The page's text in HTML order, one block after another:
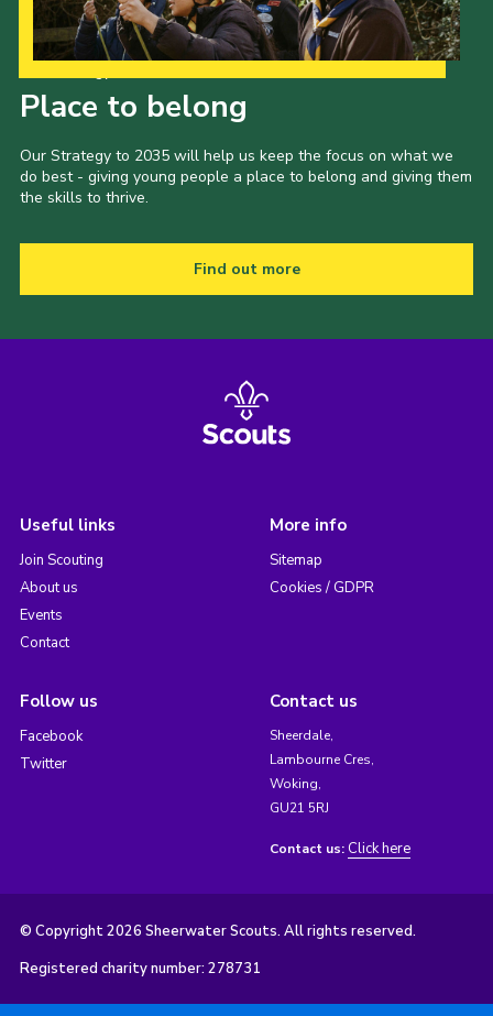
Place to belong
Our Strategy to 2035 will help us keep the focus on what we
do best - giving young people a place to belong and giving them
the skills to thrive.
Find out more
Useful links
Join Scouting
About us
Events
Contact
More info
Sitemap
Cookies / GDPR
Follow us
Facebook
Twitter
Contact us
Sheerdale,
Lambourne Cres,
Woking,
GU21 5RJ
Contact us: Click here
© Copyright 2026 Sheerwater Scouts. All rights reserved.
Registered charity number: 278731